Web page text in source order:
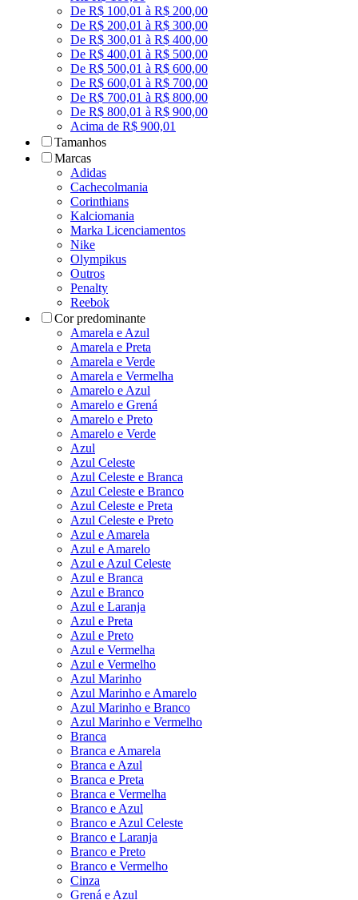
De R$ 100,01 à R$ 200,00
De R$ 200,01 à R$ 300,00
De R$ 300,01 à R$ 400,00
De R$ 400,01 à R$ 500,00
De R$ 500,01 à R$ 600,00
De R$ 600,01 à R$ 700,00
De R$ 700,01 à R$ 800,00
De R$ 800,01 à R$ 900,00
Acima de R$ 900,01
Tamanhos
Marcas
Adidas
Cachecolmania
Corinthians
Kalciomania
Marka Licenciamentos
Nike
Olympikus
Outros
Penalty
Reebok
Cor predominante
Amarela e Azul
Amarela e Preta
Amarela e Verde
Amarela e Vermelha
Amarelo e Azul
Amarelo e Grená
Amarelo e Preto
Amarelo e Verde
Azul
Azul Celeste
Azul Celeste e Branca
Azul Celeste e Branco
Azul Celeste e Preta
Azul Celeste e Preto
Azul e Amarela
Azul e Amarelo
Azul e Azul Celeste
Azul e Branca
Azul e Branco
Azul e Laranja
Azul e Preta
Azul e Preto
Azul e Vermelha
Azul e Vermelho
Azul Marinho
Azul Marinho e Amarelo
Azul Marinho e Branco
Azul Marinho e Vermelho
Branca
Branca e Amarela
Branca e Azul
Branca e Preta
Branca e Vermelha
Branco e Azul
Branco e Azul Celeste
Branco e Laranja
Branco e Preto
Branco e Vermelho
Cinza
Grená e Azul